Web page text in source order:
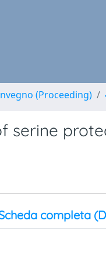
(Proceeding)
serine
completa